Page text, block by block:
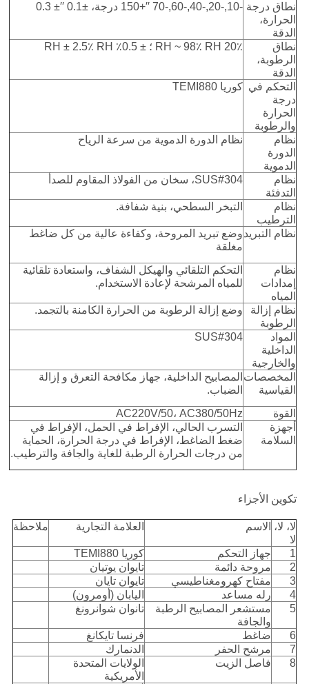
نطاق درجة
الحرارة،
الدقة
-10,-20,-40,-60,-70 ′′+150 درجة، ±0.1 ′′± 0.3
نطاق
الرطوبة،
الدقة
20٪ RH ~ 98٪ RH ؛ ± 0.5٪ RH ± 2.5٪ RH
التحكم في
درجة
الحرارة
والرطوبة
كوريا TEMI880
نظام
الدورة
الدموية
نظام الدورة الدموية من سرعة الرياح
نظام
التدفئة
SUS#304، سخان من الفولاذ المقاوم للصدأ
نظام
الترطيب
التبخر السطحي، بنية شفافة.
نظام التبريدوضع تبريد المروحة، وكفاءة عالية من كل ضاغط
مغلقة
نظام
إمدادات
المياه
التحكم التلقائي والهيكل الشفاف، واستعادة تلقائية
للمياه المرشحة لإعادة الاستخدام.
نظام إزالة
الرطوبة
وضع إزالة الرطوبة من الحرارة الكامنة بالتجمد.
المواد
الداخلية
والخارجية
SUS#304
المخصصات
القياسية
المصابيح الداخلية، جهاز مكافحة التعرق و إزالة
الضباب.
القوة
AC220V/50، AC380/50Hz
أجهزة
السلامة
التسرب الحالي، الإفراط في الحمل، الإفراط في
ضغط الضاغط، الإفراط في درجة الحرارة، الحماية
من درجات الحرارة الرطبة للغاية والجافة والترطيب.
تكوين الأجزاء
لا، لا،
لا
الاسم العلامة التجارية ملاحظة
1 جهاز التحكم
كوريا TEMI880
2
مروحة دائمة
تايوان يوتيان
3
مفتاح كهرومغناطيسي
تايوان تايان
4
رله مساعد
اليابان (أومرون)
5
مستشعر المصابيح الرطبة
والجافة
تانوان شوانرونغ
6 ضاغط
فرنسا تايكانغ
7
مرشح الحفر
الدنمارك
8
فاصل الزيت
الولايات المتحدة
الأمريكية